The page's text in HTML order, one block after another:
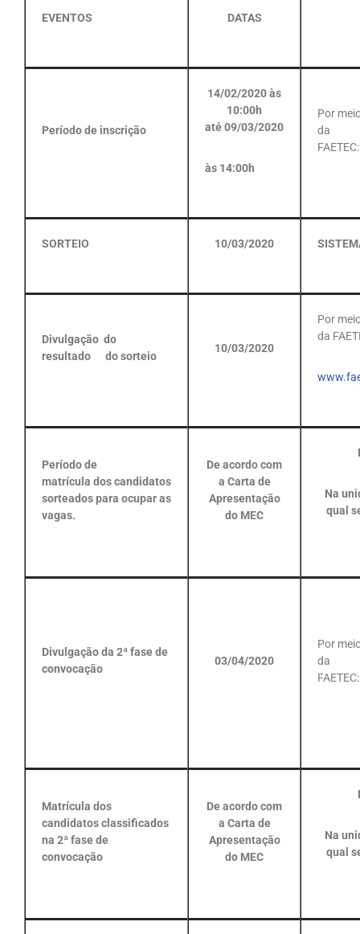
EVENTOS DATAS
Período de inscrição
14/02/2020 às
10:00h
até 09/03/2020
às 14:00h
Por
da
SORTEIO 10/03/2020
Divulgação do
resultado do sorteio
10/03/2020
Por
da
Período de
matrícula dos candidatos
sorteados para ocupar as
vagas.
De acordo com
a Carta de
Apresentação
do MEC
Na
qual
Divulgação da 2ª fase de
convocação
03/04/2020
Por
da
Matrícula dos
candidatos classificados
na 2ª fase de
convocação
De acordo com
a Carta de
Apresentação
do MEC
Na
qual